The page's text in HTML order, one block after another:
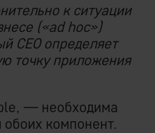
к ситуации
(«ad hoc»)
СЕО определяет
точку приложения
— необходима
обоих компонент.